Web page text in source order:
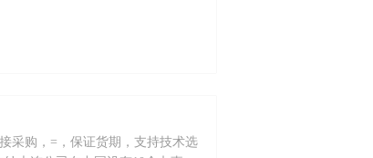
采购，=，保证货期，支持技术选